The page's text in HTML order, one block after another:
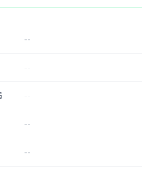
--
--
--
--
--